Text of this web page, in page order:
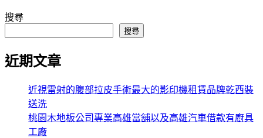
搜尋
搜尋
近期文章
近視雷射的腹部拉皮手術最大的影印機租賃品牌乾西裝
送洗
桃園木地板公司專業高雄當舖以及高雄汽車借款有廚具
工廠